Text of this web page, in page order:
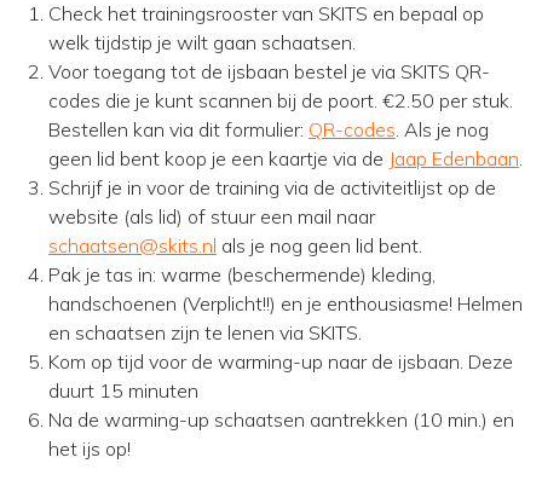
Check het trainingsrooster van SKITS en bepaal op
welk tijdstip je wilt gaan schaatsen.
Voor toegang tot de ijsbaan bestel je via SKITS QR-
codes die je kunt scannen bij de poort. €2.50 per stuk.
Bestellen kan via dit formulier: QR-codes. Als je nog
geen lid bent koop je een kaartje via de Jaap Edenbaan.
Schrijf je in voor de training via de activiteitlijst op de
website (als lid) of stuur een mail naar
schaatsen@skits.nl als je nog geen lid bent.
Pak je tas in: warme (beschermende) kleding,
handschoenen (Verplicht!!) en je enthousiasme! Helmen
en schaatsen zijn te lenen via SKITS.
Kom op tijd voor de warming-up naar de ijsbaan. Deze
duurt 15 minuten
Na de warming-up schaatsen aantrekken (10 min.) en
het ijs op!